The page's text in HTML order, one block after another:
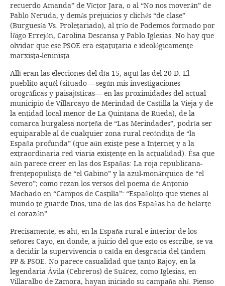
recuerdo Amanda” de Víctor Jara, o al “No nos moverán” de
Pablo Neruda, y demás prejuicios y clichés “de clase”
(Burguesía Vs. Proletariado), al trío de Podemos formado por
Íñigo Errejón, Carolina Descansa y Pablo Iglesias. No hay que
olvidar que ese PSOE era estatutaria e ideológicamente
marxista-leninista.
Allí eran las elecciones del día 15, aquí las del 20-D. El
pueblito aquél (situado —según mis investigaciones
orográficas y paisajísticas— en las proximidades del actual
municipio de Villarcayo de Merindad de Castilla la Vieja y de
la entidad local menor de La Quintana de Rueda), de la
comarca burgalesa norteña de “Las Merindades”, podría ser
equiparable al de cualquier zona rural recóndita de “la
España profunda” (que aún existe pese a Internet y a la
extraordinaria red viaria existente en la actualidad). Ésa que
aún parece creer en las dos Españas: La roja republicana-
frentepopulista de “el Gabino” y la azul-monárquica de “el
Severo”; como rezan los versos del poema de Antonio
Machado en “Campos de Castilla”: “Españolito que vienes al
mundo te guarde Dios, una de las dos Españas ha de helarte
el corazón”.
Precisamente, es ahí, en la España rural e interior de los
señores Cayo, en donde, a juicio del que esto os escribe, se va
a decidir la supervivencia o caída en desgracia del tándem
PP & PSOE. No parece casualidad que tanto Rajoy, en la
legendaria Ávila (Cebreros) de Suárez, como Iglesias, en
Villaralbo de Zamora, hayan iniciado su campaña ahí. Pienso